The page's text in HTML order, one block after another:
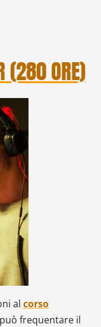
(280 ORE)
al corso
frequentare il